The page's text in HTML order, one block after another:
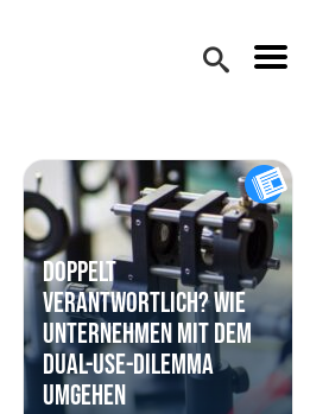
Doppelt
verantwortlich? Wie
Unternehmen mit dem
Dual-Use-Dilemma
umgehen